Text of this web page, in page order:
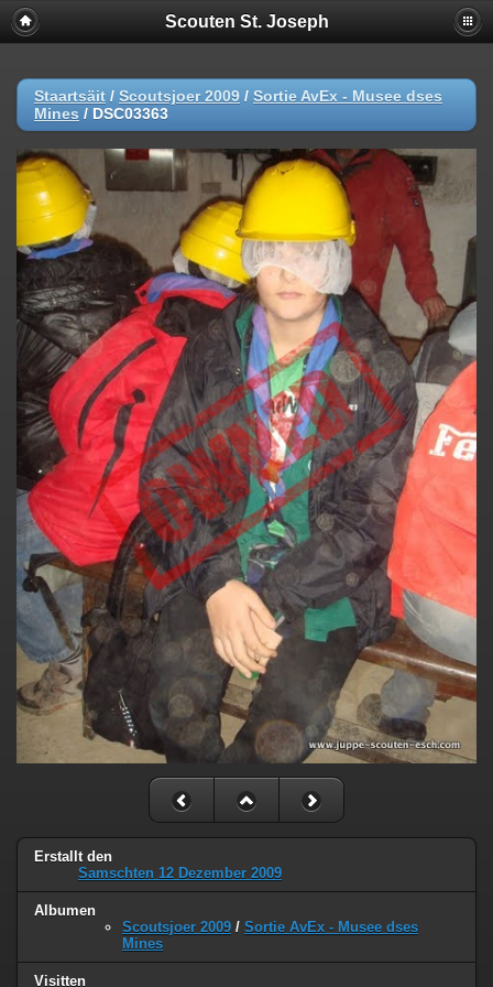
Scouten St. Joseph
Staartsäit / Scoutsjoer 2009 / Sortie AvEx - Musee dses
Mines / DSC03363
Erstallt den
Samschten 12 Dezember 2009
Albumen
Scoutsjoer 2009 / Sortie AvEx - Musee dses
Mines
Visitten